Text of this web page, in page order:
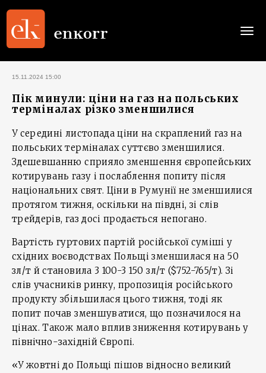
15.11.2024 15:00
Пік минули: ціни на газ на польських
терміналах різко зменшилися
У середині листопада ціни на скраплений газ на
польських терміналах суттєво зменшилися.
Здешевшанню сприяло зменшення європейських
котирувань газу і послаблення попиту після
національних свят. Ціни в Румунії не зменшилися
протягом тижня, оскільки на півдні, зі слів
трейдерів, газ досі продається непогано.
Вартість гуртових партій російської суміші у
східних воєводствах Польщі зменшилася на 50
зл/т й становила 3 100-3 150 зл/т ($752-765/т). Зі
слів учасників ринку, пропозиція російського
продукту збільшилася цього тижня, тоді як
попит почав зменшуватися, що позначилося на
цінах. Також мало вплив зниження котирувань у
північно-західній Європі.
«У жовтні до Польщі пішов відносно великий